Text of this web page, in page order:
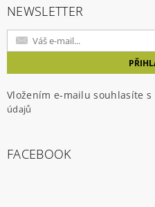
NEWSLETTER
Vložením e-mailu souhlasíte s
údajů
FACEBOOK